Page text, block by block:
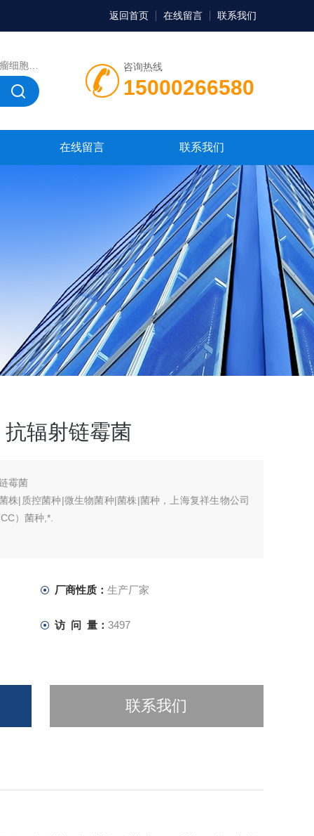
返回首页 在线留言 联系我们
咨询热线
15000266580
菌种，菌株，菌种
在线留言 联系我们
辐射链霉菌
霉菌
株|质控菌种|微生物菌种|菌株|菌种，上海复祥生物公司
）菌种,*.
厂商性质： 生产厂家
访 问 量： 3497
联系我们